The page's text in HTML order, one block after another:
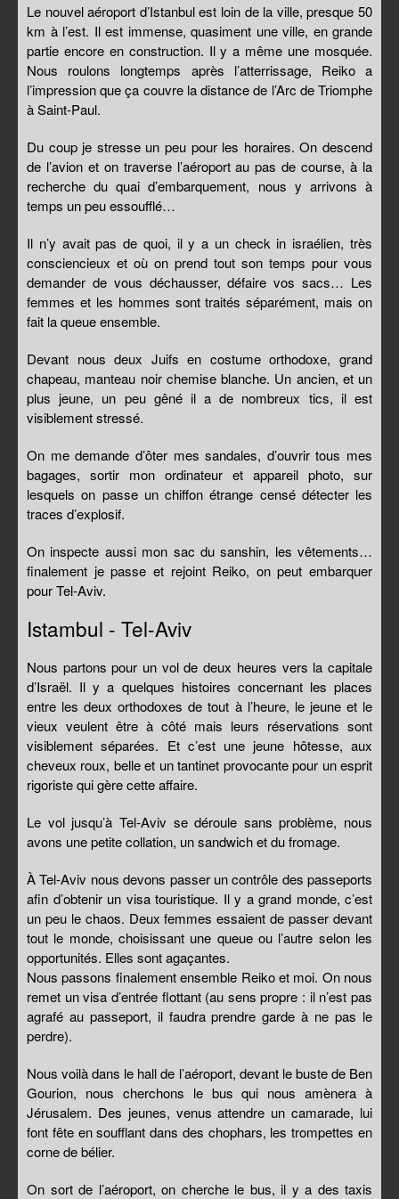
Le nouvel aéroport d’Istanbul est loin de la ville, presque 50
km à l’est. Il est immense, quasiment une ville, en grande
partie encore en construction. Il y a même une mosquée.
Nous roulons longtemps après l’atterrissage, Reiko a
l’impression que ça couvre la distance de l’Arc de Triomphe
à Saint-Paul.
Du coup je stresse un peu pour les horaires. On descend
de l’avion et on traverse l’aéroport au pas de course, à la
recherche du quai d’embarquement, nous y arrivons à
temps un peu essoufflé…
Il n’y avait pas de quoi, il y a un check in israélien, très
consciencieux et où on prend tout son temps pour vous
demander de vous déchausser, défaire vos sacs… Les
femmes et les hommes sont traités séparément, mais on
fait la queue ensemble.
Devant nous deux Juifs en costume orthodoxe, grand
chapeau, manteau noir chemise blanche. Un ancien, et un
plus jeune, un peu gêné il a de nombreux tics, il est
visiblement stressé.
On me demande d’ôter mes sandales, d’ouvrir tous mes
bagages, sortir mon ordinateur et appareil photo, sur
lesquels on passe un chiffon étrange censé détecter les
traces d’explosif.
On inspecte aussi mon sac du sanshin, les vêtements…
finalement je passe et rejoint Reiko, on peut embarquer
pour Tel-Aviv.
Istambul - Tel-Aviv
Nous partons pour un vol de deux heures vers la capitale
d’Israël. Il y a quelques histoires concernant les places
entre les deux orthodoxes de tout à l’heure, le jeune et le
vieux veulent être à côté mais leurs réservations sont
visiblement séparées. Et c’est une jeune hôtesse, aux
cheveux roux, belle et un tantinet provocante pour un esprit
rigoriste qui gère cette affaire.
Le vol jusqu’à Tel-Aviv se déroule sans problème, nous
avons une petite collation, un sandwich et du fromage.
À Tel-Aviv nous devons passer un contrôle des passeports
afin d’obtenir un visa touristique. Il y a grand monde, c’est
un peu le chaos. Deux femmes essaient de passer devant
tout le monde, choisissant une queue ou l’autre selon les
opportunités. Elles sont agaçantes.
Nous passons finalement ensemble Reiko et moi. On nous
remet un visa d’entrée flottant (au sens propre : il n’est pas
agrafé au passeport, il faudra prendre garde à ne pas le
perdre).
Nous voilà dans le hall de l’aéroport, devant le buste de Ben
Gourion, nous cherchons le bus qui nous amènera à
Jérusalem. Des jeunes, venus attendre un camarade, lui
font fête en soufflant dans des chophars, les trompettes en
corne de bélier.
On sort de l’aéroport, on cherche le bus, il y a des taxis